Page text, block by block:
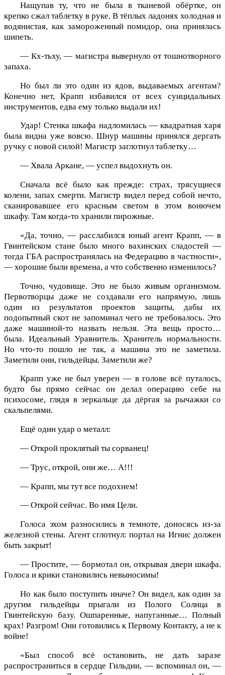
Нащупав ту, что не была в тканевой обёртке, он
крепко сжал таблетку в руке. В тёплых ладонях холодная и
водянистая, как замороженный помидор, она принялась
шипеть.
— Кх-тьху, — магистра вывернуло от тошнотворного
запаха.
Но был ли это один из ядов, выдаваемых агентам?
Конечно нет, Крапп избавился от всех суицидальных
инструментов, едва ему только выдали их!
Удар! Стенка шкафа надломилась — квадратная харя
была видна уже вовсю. Шнур машины принялся дергать
ручку с новой силой! Магистр заглотнул таблетку…
— Хвала Аркане, — успел выдохнуть он.
Сначала всё было как прежде: страх, трясущиеся
колени, запах смерти. Магистр видел перед собой нечто,
сканировавшее его красным светом в этом вонючем
шкафу. Там когда-то хранили пирожные.
«Да, точно, — расслабился юный агент Крапп, — в
Гвинтейском стане было много вахинских сладостей —
тогда ГБА распространялась на Федерацию в частности»,
— хорошие были времена, а что собственно изменилось?
Точно, чудовище. Это не было живым организмом.
Первотворцы даже не создавали его напрямую, лишь
один из результатов проектов защиты, дабы их
подопытный скот не запоминал чего не требовалось. Это
даже машиной-то назвать нельзя. Эта вещь просто…
была. Идеальный Уравнитель. Хранитель нормальности.
Но что-то пошло не так, а машина это не заметила.
Заметили они, гильдейцы. Заметили же?
Крапп уже не был уверен — в голове всё путалось,
будто бы прямо сейчас он делал операцию себе на
психосоме, глядя в зеркальце да дёргая за рычажки со
скальпелями.
Ещё один удар о металл:
— Открой проклятый ты сорванец!
— Трус, открой, они же… А!!!
— Крапп, мы тут все подохнем!
— Открой сейчас. Во имя Цели.
Голоса эхом разносились в темноте, доносясь из-за
железной стены. Агент сглотнул: портал на Игнис должен
быть закрыт!
— Простите, — бормотал он, открывая двери шкафа.
Голоса и крики становились невыносимы!
Но как было поступить иначе? Он видел, как один за
другим гильдейцы прыгали из Полого Солнца в
Гвинтейскую базу. Ошпаренные, напуганные… Полный
крах! Разгром! Они готовились к Первому Контакту, а не к
войне!
«Был способ всё остановить, не дать заразе
распространиться в сердце Гильдии, — вспоминал он, —